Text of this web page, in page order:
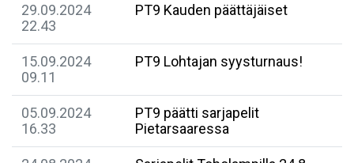
29.09.2024
22.43
PT9 Kauden päättäjäiset
15.09.2024
09.11
PT9 Lohtajan syysturnaus!
05.09.2024
16.33
PT9 päätti sarjapelit
Pietarsaaressa